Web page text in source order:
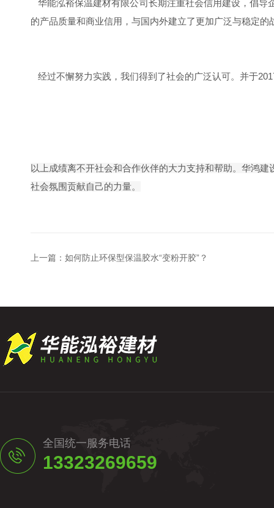
华能泓裕保温建材有限公司长期注重社会信用建设，倡导
的产品质量和商业信用，与国内外建立了更加广泛与稳定
经过不懈努力实践，我们得到了社会的广泛认可。并于
以上成绩离不开社会和合作伙伴的大力支持和帮助。华鸿
社会氛围贡献自己的力量。
上一篇： 如何防止环保型保温胶水“变粉开胶”？
全国统一服务电话
13323269659